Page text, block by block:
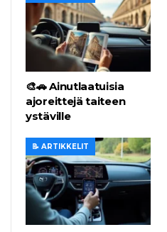
🎨🚗 Ainutlaatuisia
ajoreittejä taiteen
ystäville
📝 ARTIKKELIT